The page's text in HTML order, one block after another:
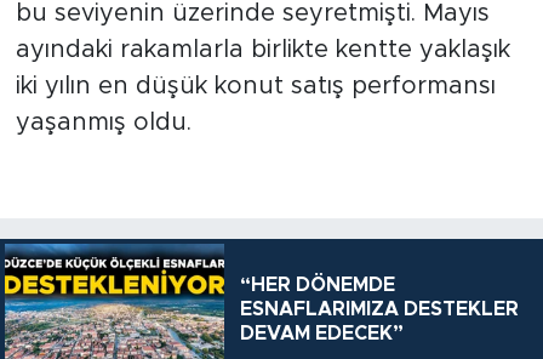
bu seviyenin üzerinde seyretmişti. Mayıs
ayındaki rakamlarla birlikte kentte yaklaşık
iki yılın en düşük konut satış performansı
yaşanmış oldu.
“HER DÖNEMDE
ESNAFLARIMIZA DESTEKLER
DEVAM EDECEK”